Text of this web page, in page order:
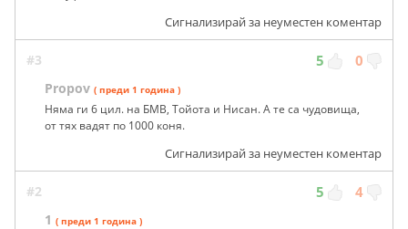
Сигнализирай за неуместен коментар
#3 5 0
Propov ( преди 1 година )
Няма ги 6 цил. на БМВ, Тойота и Нисан. А те са чудовища,
от тях вадят по 1000 коня.
Сигнализирай за неуместен коментар
#2 5 4
1 ( преди 1 година )